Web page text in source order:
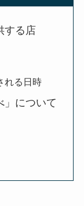
する店
れる日時
」について